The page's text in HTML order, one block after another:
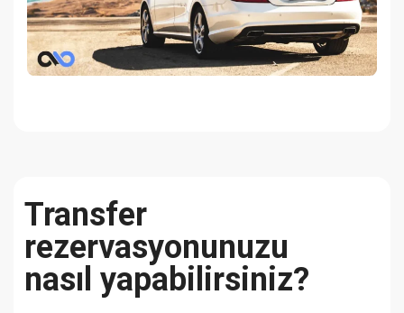
Transfer
rezervasyonunuzu
nasıl yapabilirsiniz?